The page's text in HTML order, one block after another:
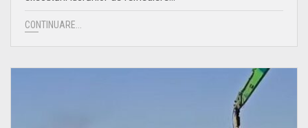
CONTINUARE...